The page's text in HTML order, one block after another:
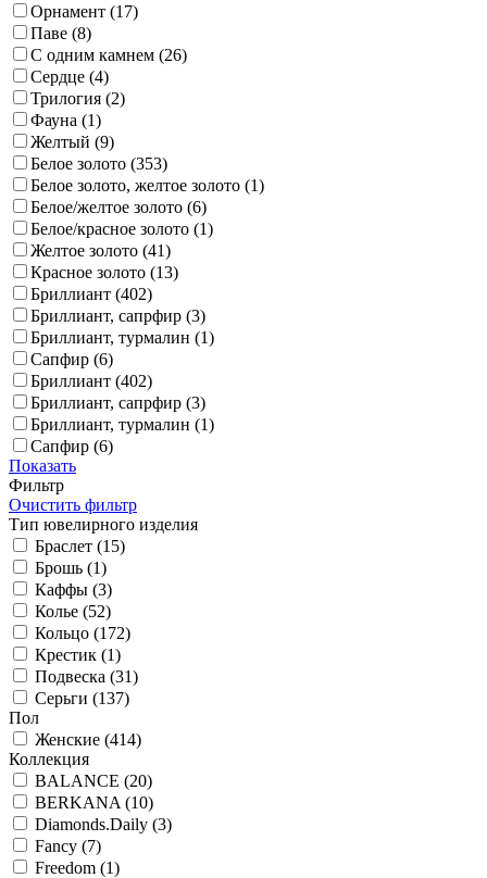
Орнамент (17)
Паве (8)
С одним камнем (26)
Сердце (4)
Трилогия (2)
Фауна (1)
Желтый (9)
Белое золото (353)
Белое золото, желтое золото (1)
Белое/желтое золото (6)
Белое/красное золото (1)
Желтое золото (41)
Красное золото (13)
Бриллиант (402)
Бриллиант, сапрфир (3)
Бриллиант, турмалин (1)
Сапфир (6)
Бриллиант (402)
Бриллиант, сапрфир (3)
Бриллиант, турмалин (1)
Сапфир (6)
Показать
Фильтр
Очистить фильтр
Тип ювелирного изделия
Браслет (15)
Брошь (1)
Каффы (3)
Колье (52)
Кольцо (172)
Крестик (1)
Подвеска (31)
Серьги (137)
Пол
Женские (414)
Коллекция
BALANCE (20)
BERKANA (10)
Diamonds.Daily (3)
Fancy (7)
Freedom (1)